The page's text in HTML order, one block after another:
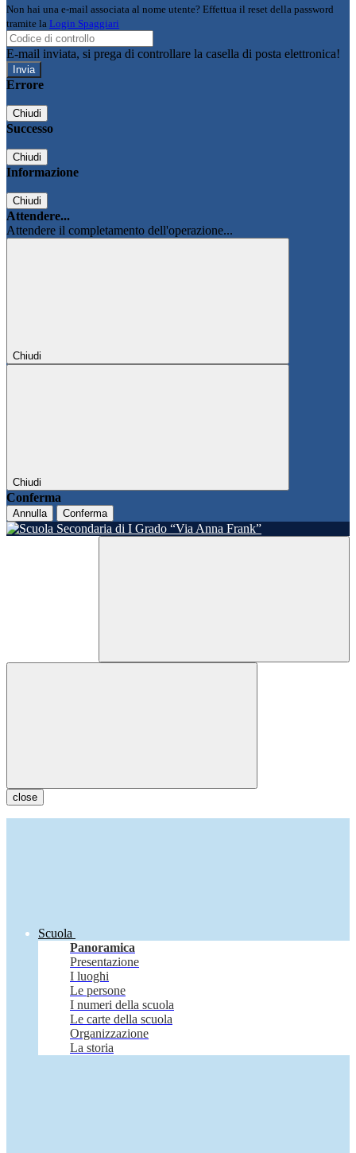
Non hai una e-mail associata al nome utente? Effettua il reset della password
tramite la Login Spaggiari
E-mail inviata, si prega di controllare la casella di posta elettronica!
Errore
Chiudi
Successo
Chiudi
Informazione
Chiudi
Attendere...
Attendere il completamento dell'operazione...
Chiudi
Chiudi
Conferma
Annulla Conferma
close
Scuola
Panoramica
Presentazione
I luoghi
Le persone
I numeri della scuola
Le carte della scuola
Organizzazione
La storia